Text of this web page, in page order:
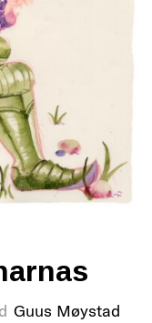
Guus Møystad